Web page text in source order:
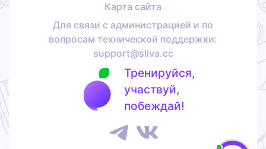
Карта сайта
Для связи с администрацией и по
вопросам технической поддержки:
support@sliva.cc
Тренируйся,
участвуй,
побеждай!